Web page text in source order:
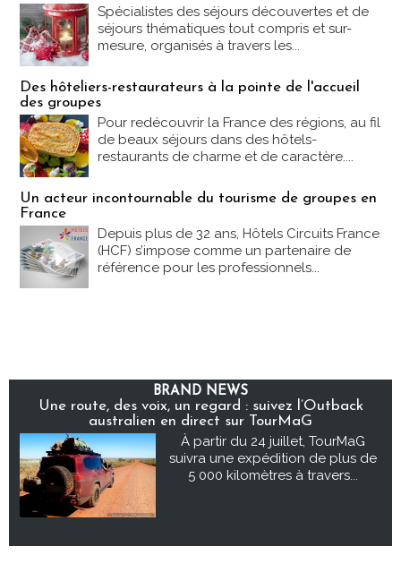
Spécialistes des séjours découvertes et de
séjours thématiques tout compris et sur-
mesure, organisés à travers les...
Des hôteliers-restaurateurs à la pointe de l'accueil
des groupes
Pour redécouvrir la France des régions, au fil
de beaux séjours dans des hôtels-
restaurants de charme et de caractère....
Un acteur incontournable du tourisme de groupes en
France
Depuis plus de 32 ans, Hôtels Circuits France
(HCF) s’impose comme un partenaire de
référence pour les professionnels...
BRAND NEWS
Une route, des voix, un regard : suivez l’Outback
australien en direct sur TourMaG
À partir du 24 juillet, TourMaG
suivra une expédition de plus de
5 000 kilomètres à travers...